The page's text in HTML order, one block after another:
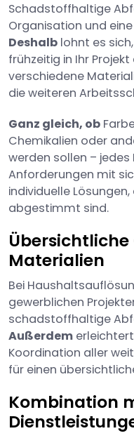
Schadstoffhaltige
Organisation und
Deshalb lohnt es
frühzeitig in Ihr
verschiedene
die weiteren
Ganz gleich, ob
Chemikalien oder
werden sollen –
Anforderungen mit
individuelle
abgestimmt sind.
Materialien
Bei
gewerblichen
schadstoffhaltige
Außerdem
Koordination aller
für einen
Kombination